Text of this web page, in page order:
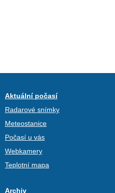
Aktuální počasí
Radarové snímky
Meteostanice
Počasí u vás
Webkamery
Teplotní mapa
Archiv